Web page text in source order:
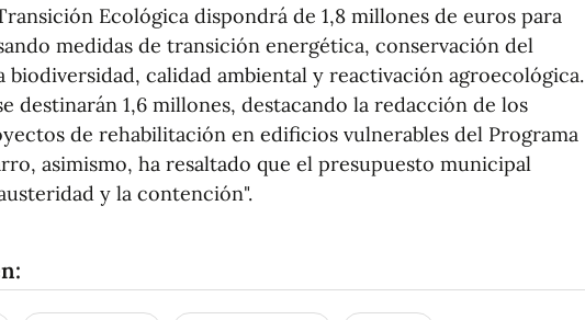
Ecológica dispondrá de 1,8 millones de euros para
medidas de transición energética, conservación del
calidad ambiental y reactivación agroecológica.
destinarán 1,6 millones, destacando la redacción de los
de rehabilitación en edificios vulnerables del Programa
asimismo, ha resaltado que el presupuesto municipal
y la contención".